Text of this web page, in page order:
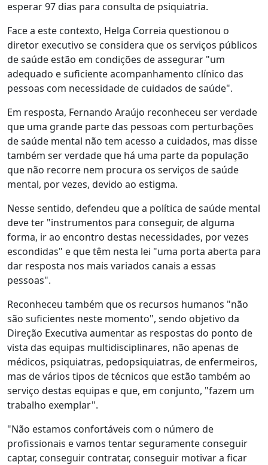
esperar 97 dias para consulta de psiquiatria.
Face a este contexto, Helga Correia questionou o
diretor executivo se considera que os serviços públicos
de saúde estão em condições de assegurar "um
adequado e suficiente acompanhamento clínico das
pessoas com necessidade de cuidados de saúde".
Em resposta, Fernando Araújo reconheceu ser verdade
que uma grande parte das pessoas com perturbações
de saúde mental não tem acesso a cuidados, mas disse
também ser verdade que há uma parte da população
que não recorre nem procura os serviços de saúde
mental, por vezes, devido ao estigma.
Nesse sentido, defendeu que a política de saúde mental
deve ter "instrumentos para conseguir, de alguma
forma, ir ao encontro destas necessidades, por vezes
escondidas" e que têm nesta lei "uma porta aberta para
dar resposta nos mais variados canais a essas
pessoas".
Reconheceu também que os recursos humanos "não
são suficientes neste momento", sendo objetivo da
Direção Executiva aumentar as respostas do ponto de
vista das equipas multidisciplinares, não apenas de
médicos, psiquiatras, pedopsiquiatras, de enfermeiros,
mas de vários tipos de técnicos que estão também ao
serviço destas equipas e que, em conjunto, "fazem um
trabalho exemplar".
"Não estamos confortáveis com o número de
profissionais e vamos tentar seguramente conseguir
captar, conseguir contratar, conseguir motivar a ficar